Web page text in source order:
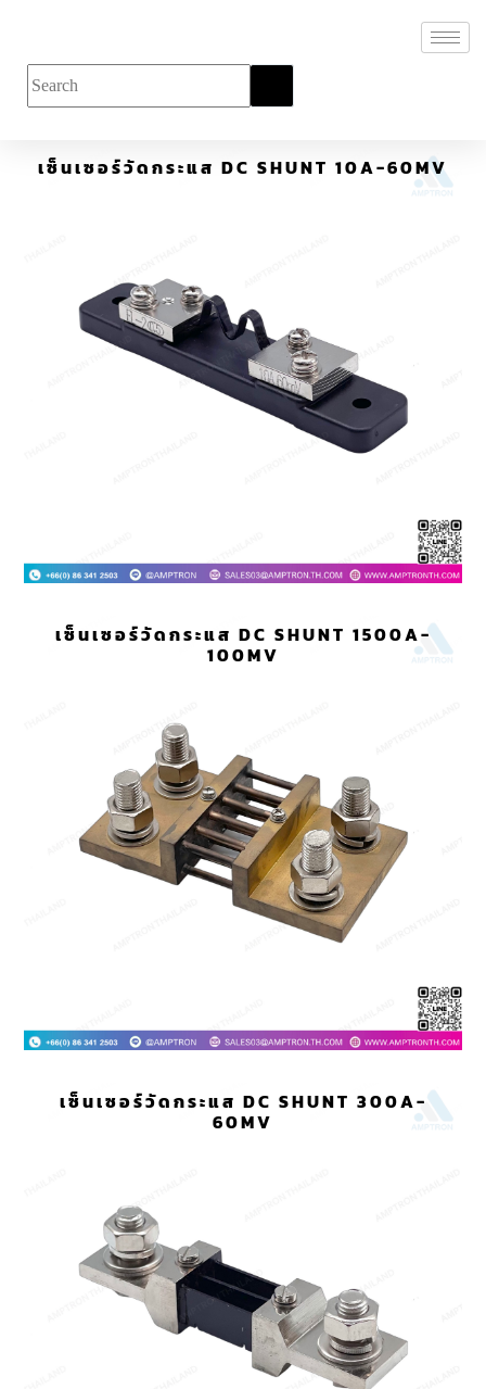
เซ็นเซอร์วัดกระแส DC SHUNT 10A-60MV
เซ็นเซอร์วัดกระแส DC SHUNT 1500A-
100MV
เซ็นเซอร์วัดกระแส DC SHUNT 300A-
60MV